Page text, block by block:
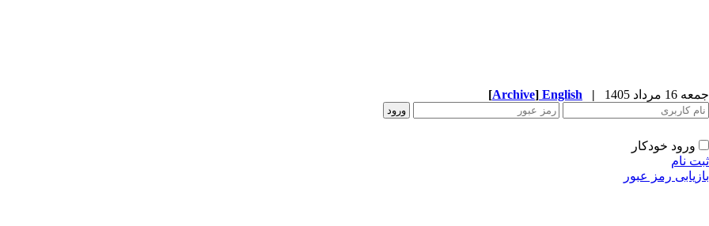
جمعه 16 مرداد 1405 |
English
[Archive]
ورود خودکار
ثبت نام
بازیابی رمز عبور